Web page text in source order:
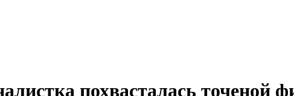
похвасталась точеной